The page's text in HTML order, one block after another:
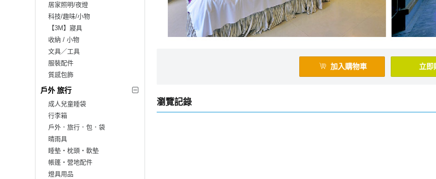
居家照明/夜燈
科技/趣味/小物
【3M】寢具
收納 / 小物
文具／工具
服裝配件
質感包飾
戶外 旅行
成人兒童睡袋
行李箱
戶外．旅行．包．袋
晴雨具
睡墊‧枕頭‧軟墊
帳篷‧營地配件
燈具用品
加入購物車 立即
瀏覽記錄